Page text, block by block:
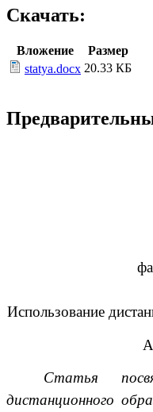
Скачать:
Вложение
Размер
statya.docx 20.33 КБ
Использование
Статья
дистанционного